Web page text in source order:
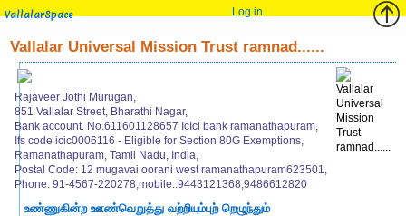
VallalarSpace Log in
Vallalar Universal Mission Trust ramnad......
Rajaveer Jothi Murugan,
851 Vallalar Street, Bharathi Nagar,
Bank account. No.611601128657 IcIci bank ramanathapuram,
Ifs code icic0006116 - Eligible for Section 80G Exemptions,
Ramanathapuram, Tamil Nadu, India,
Postal Code: 12 mugavai oorani west ramanathapuram623501,
Phone: 91-4567-220278,mobile..9443121368,9486612820
உண்ணுகின்ற ஊண்வெறுத்து வற்றியும்புற் றெழுந்தும்